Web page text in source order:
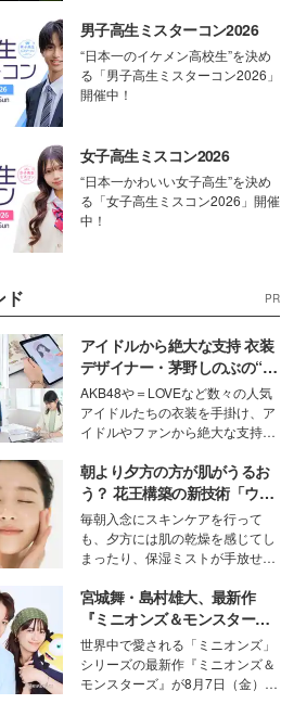
男子高生ミスターコン2026
“日本一のイケメン高校生”を決め
る「男子高生ミスターコン2026」
開催中！
女子高生ミスコン2026
“日本一かわいい女子高生”を決め
る「女子高生ミスコン2026」開催
中！
ド PR
アイドルから絶大な支持 衣装
デザイナー・茅野しのぶの“可
愛い”を作る美学＜「シチズン
クロスシー」インタビュー＞
AKB48や＝LOVEなど数々の人気
アイドルたちの衣装を手掛け、ア
イドルやファンから絶大な支持を
取締役兼クリエイティブディレク
ター・茅野しのぶ。一人ひとりの
個性に寄り添い、魅力を引き出す
衣装作りは、多くの女性たちに勇
気と自信を与え続けている。
朝より夕方の方が肌がうるお
う？ 花王構築の新技術「ウォ
ーターキャプチャリングスキ
ン（捕水肌）」がスキンケア
の常識を変える予感
毎朝入念にスキンケアを行って
も、夕方には肌の乾燥を感じてし
まったり、保湿ミストが手放せな
な美容の常識を大きく変える可能
性を秘めた、革新的な「Water
Capturing Skin（ウォーターキャ
プチャリングスキン：捕水肌）」
技術を、花王が構築した。
宮城舞・島村雄大、最新作
『ミニオンズ＆モンスター
ズ』の魅力熱弁 ハチャメチャ
だけじゃない“友情と絆”に感
動
世界中で愛される「ミニオンズ」
シリーズの最新作『ミニオンズ＆
モンスターズ』が8月7日（金）に